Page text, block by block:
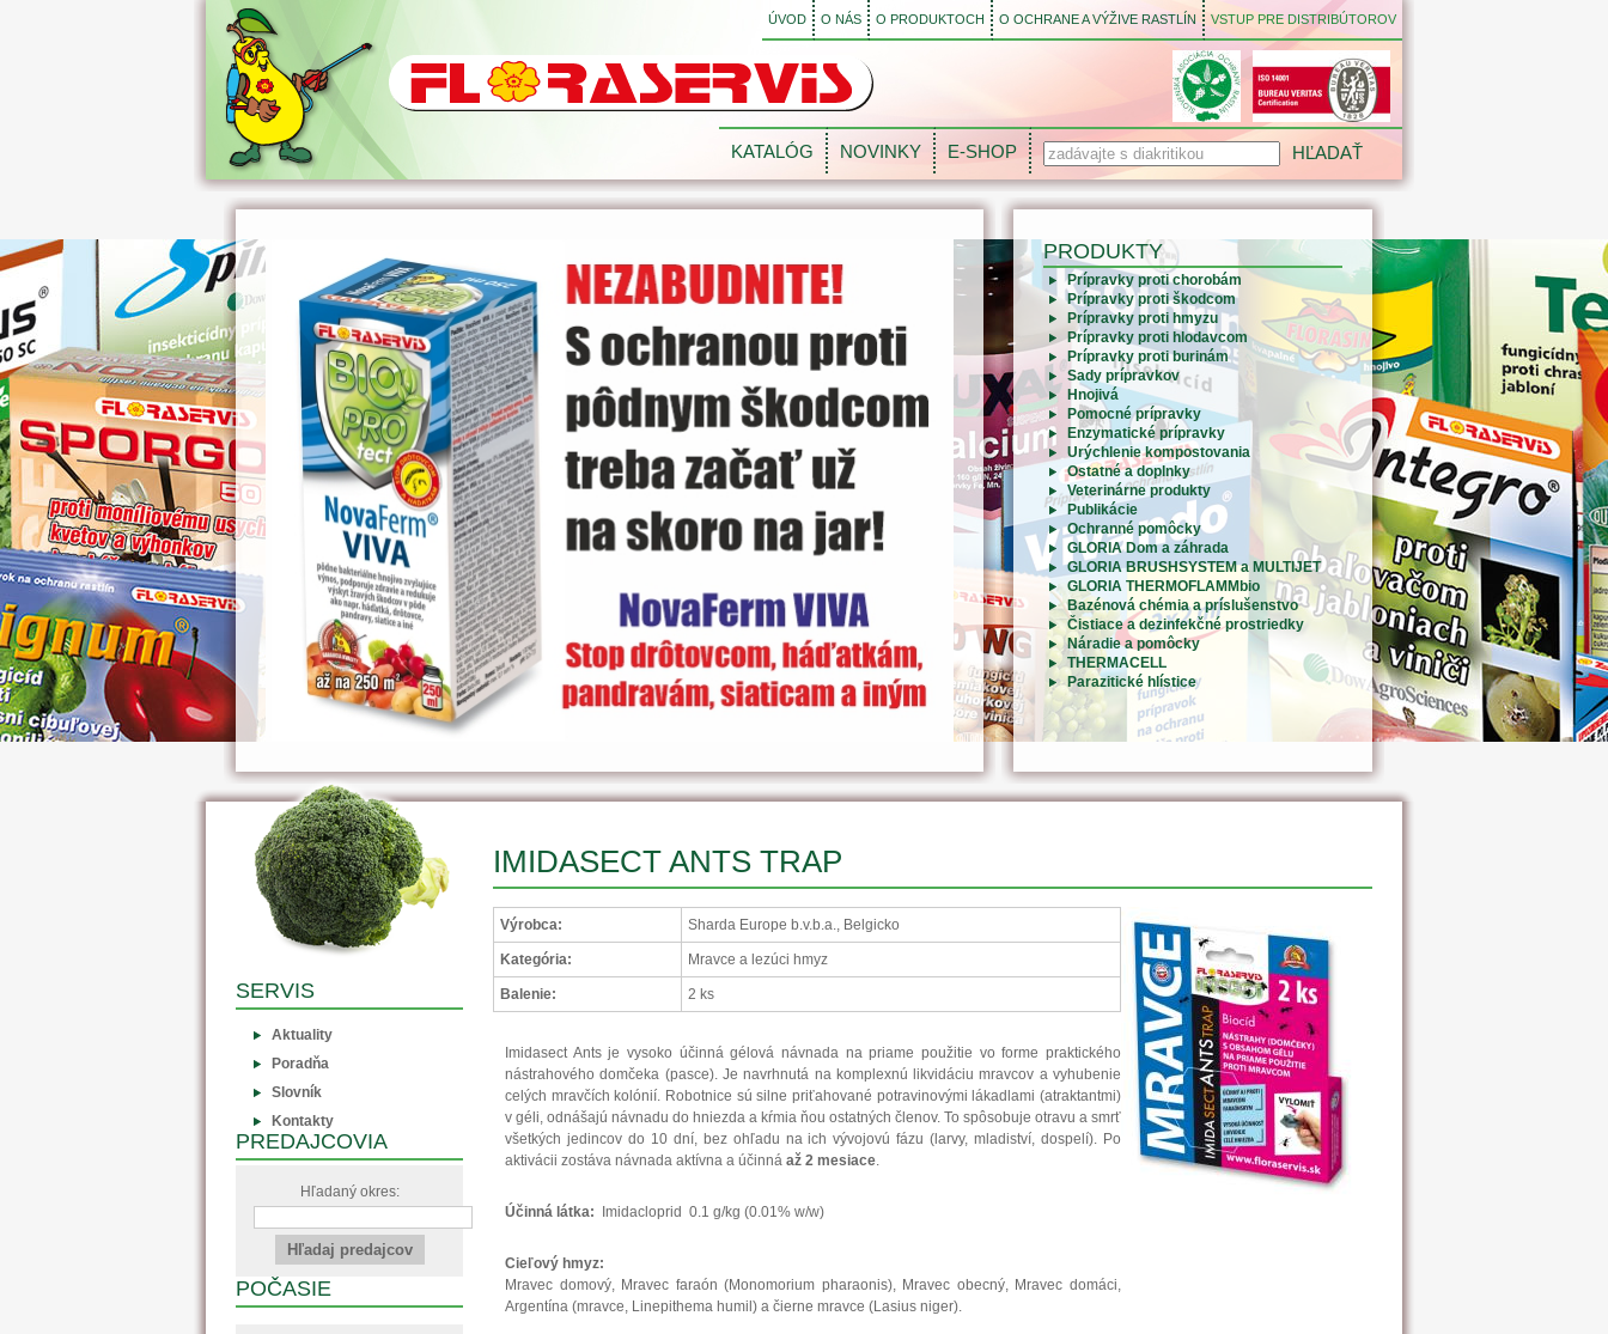
ÚVOD O NÁS O PRODUKTOCH O OCHRANE A VÝŽIVE RASTLÍN VSTUP PRE DISTRIBÚTOROV
KATALÓG NOVINKY E-SHOP
PRODUKTY
Prípravky proti chorobám
Prípravky proti škodcom
Prípravky proti hmyzu
Prípravky proti hlodavcom
Prípravky proti burinám
Sady prípravkov
Hnojivá
Pomocné prípravky
Enzymatické prípravky
Urýchlenie kompostovania
Ostatné a doplnky
Veterinárne produkty
Publikácie
Ochranné pomôcky
GLORIA Dom a záhrada
GLORIA BRUSHSYSTEM a MULTIJET
GLORIA THERMOFLAMMbio
Bazénová chémia a príslušenstvo
Čistiace a dezinfekčné prostriedky
Náradie a pomôcky
THERMACELL
Parazitické hlístice
IMIDASECT ANTS TRAP
Výrobca: Sharda Europe b.v.b.a., Belgicko
Kategória: Mravce a lezúci hmyz
Balenie: 2 ks
Imidasect Antsje vysoko účinná gélová návnada na priame použitie vo forme praktického
nástrahového domčeka (pasce). Je navrhnutá na komplexnú likvidáciu mravcov a vyhubenie
celých mravčích kolónií. Robotnice sú silne priťahované potravinovými lákadlami (atraktantmi)
v géli, odnášajú návnadu do hniezda a kŕmia ňou ostatných členov. To spôsobuje otravu a smrť
všetkých jedincov do 10 dní, bez ohľadu na ich vývojovú fázu (larvy, mladiství, dospelí). Po
aktivácii zostáva návnada aktívna a účinná až 2 mesiace.
Účinná látka: Imidacloprid 0.1 g/kg (0.01% w/w)
Cieľový hmyz:
Mravec domový, Mravec faraón (Monomorium pharaonis), Mravec obecný, Mravec domáci,
Argentína (mravce, Linepithema humil) a čierne mravce (Lasius niger).
SERVIS
Aktuality
Poradňa
Slovník
Kontakty
PREDAJCOVIA
Hľadaný okres:
POČASIE